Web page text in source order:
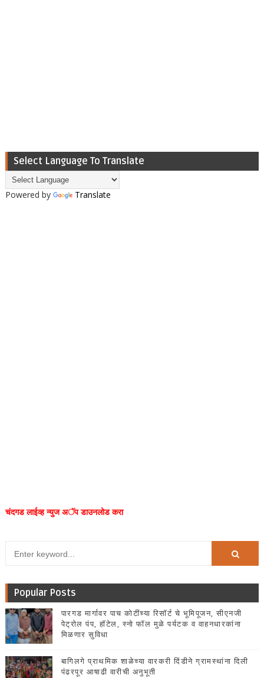
Select Language To Translate
Powered by Translate
चंदगड लाईव्ह न्युज अॅप डाउनलोड करा
Popular Posts
पारगड मार्गावर पाच कोटींच्या रिसॉर्ट चे भूमिपूजन, सीएनजी
पेट्रोल पंप, हॉटेल, स्नो फॉल मुळे पर्यटक व वाहनधारकांना
मिळणार सुविधा
बागिलगे प्राथमिक शाळेच्या वारकरी दिंडीने ग्रामस्थांना दिली
पंढरपूर आषाढी वारीची अनुभूती